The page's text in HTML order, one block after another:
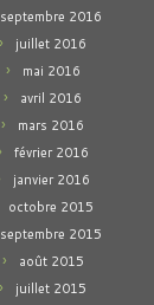
septembre 2016
juillet 2016
mai 2016
avril 2016
mars 2016
février 2016
janvier 2016
octobre 2015
septembre 2015
août 2015
juillet 2015